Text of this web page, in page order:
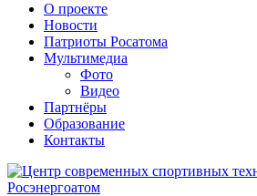
О проекте
Новости
Патриоты Росатома
Мультимедиа
Фото
Видео
Партнёры
Образование
Контакты